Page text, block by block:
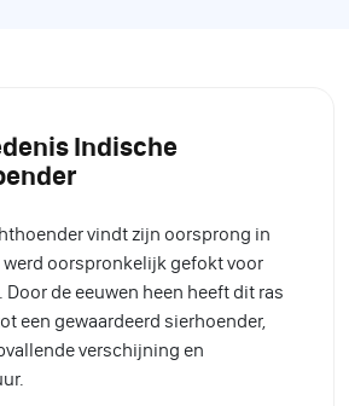
Indische
vindt zijn oorsprong in
oorspronkelijk gefokt voor
de eeuwen heen heeft dit ras
een gewaardeerd sierhoender,
verschijning en